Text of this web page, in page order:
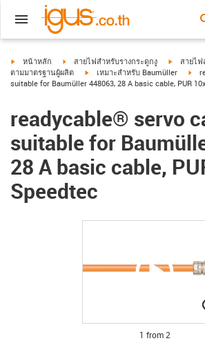
igus-icon-arrow-right
หน้าหลัก igus-icon-arrow-right
สายไฟสำหรับรางกระดูกงู igus-สายไฟ
ตามมาตรฐานผู้ผลิต
igus-icon-arrow-right
เหมาะสำหรับ Baumüller
suitable for Baumüller 448063, 28 A basic cable, PUR
readycable® servo
suitable for
28 A basic cable,
Speedtec
1 from 2